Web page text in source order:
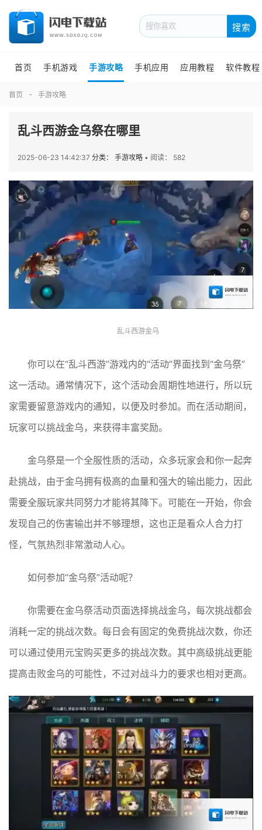
搜索
首页 手机游戏 手游攻略 手机应用 应用教程 软件教程
首页 手游攻略
乱斗西游金乌祭在哪里
2025-06-23 14:42:37 分类： 手游攻略 • 阅读： 582
乱斗西游金乌
你可以在“乱斗西游”游戏内的“活动”界面找到“金乌祭”
这一活动。通常情况下，这个活动会周期性地进行，所以玩
家需要留意游戏内的通知，以便及时参加。而在活动期间，
玩家可以挑战金乌，来获得丰富奖励。
金乌祭是一个全服性质的活动，众多玩家会和你一起奔
赴挑战，由于金乌拥有极高的血量和强大的输出能力，因此
需要全服玩家共同努力才能将其降下。可能在一开始，你会
发现自己的伤害输出并不够理想，这也正是看众人合力打
怪，气氛热烈非常激动人心。
如何参加“金乌祭”活动呢？
你需要在金乌祭活动页面选择挑战金乌，每次挑战都会
消耗一定的挑战次数。每日会有固定的免费挑战次数，你还
可以通过使用元宝购买更多的挑战次数。其中高级挑战更能
提高击败金乌的可能性，不过对战斗力的要求也相对更高。